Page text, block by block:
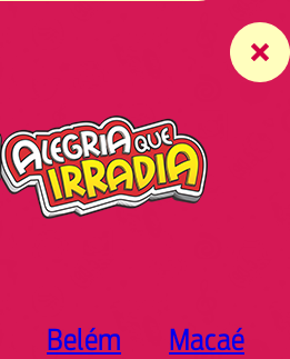
Belém
Macaé